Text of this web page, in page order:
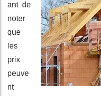
ant de
noter
que
les
prix
peuve
nt